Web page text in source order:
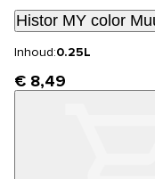
Histor MY color
Inhoud:0.25L
€ 8,49